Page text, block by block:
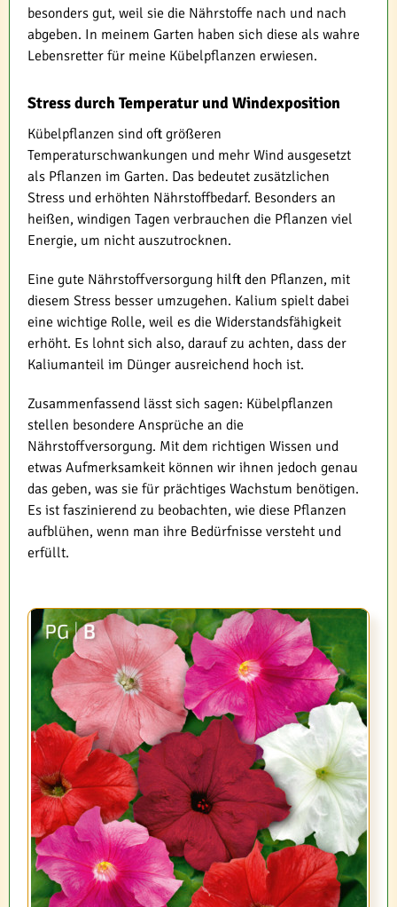
besonders gut, weil sie die Nährstoffe nach und nach
abgeben. In meinem Garten haben sich diese als wahre
Lebensretter für meine Kübelpflanzen erwiesen.
Stress durch Temperatur und Windexposition
Kübelpflanzen sind oft größeren
Temperaturschwankungen und mehr Wind ausgesetzt
als Pflanzen im Garten. Das bedeutet zusätzlichen
Stress und erhöhten Nährstoffbedarf. Besonders an
heißen, windigen Tagen verbrauchen die Pflanzen viel
Energie, um nicht auszutrocknen.
Eine gute Nährstoffversorgung hilft den Pflanzen, mit
diesem Stress besser umzugehen. Kalium spielt dabei
eine wichtige Rolle, weil es die Widerstandsfähigkeit
erhöht. Es lohnt sich also, darauf zu achten, dass der
Kaliumanteil im Dünger ausreichend hoch ist.
Zusammenfassend lässt sich sagen: Kübelpflanzen
stellen besondere Ansprüche an die
Nährstoffversorgung. Mit dem richtigen Wissen und
etwas Aufmerksamkeit können wir ihnen jedoch genau
das geben, was sie für prächtiges Wachstum benötigen.
Es ist faszinierend zu beobachten, wie diese Pflanzen
aufblühen, wenn man ihre Bedürfnisse versteht und
erfüllt.